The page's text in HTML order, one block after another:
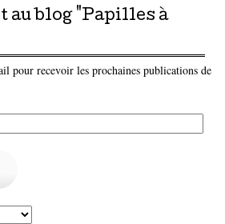
au blog "Papilles à
pour recevoir les prochaines publications de